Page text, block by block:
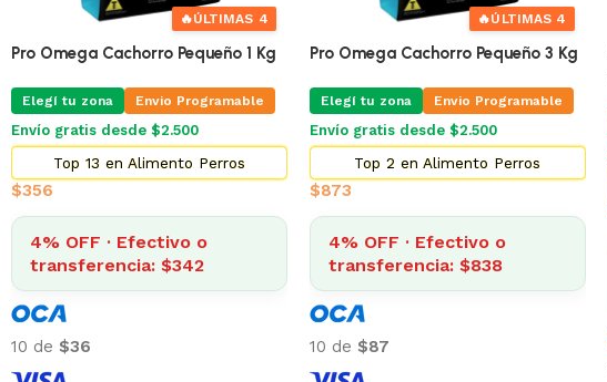
🔥ÚLTIMAS 4
Pro Omega Cachorro Pequeño 1 Kg
Elegí tu zona Envio Programable
Envío gratis desde $2.500
Top 13 en Alimento Perros
$356
4% OFF · Efectivo o
transferencia: $342
10 de $36
🔥ÚLTIMAS 4
Pro Omega Cachorro Pequeño 3 Kg
Elegí tu zona Envio Programable
Envío gratis desde $2.500
Top 2 en Alimento Perros
$873
4% OFF · Efectivo o
transferencia: $838
10 de $87